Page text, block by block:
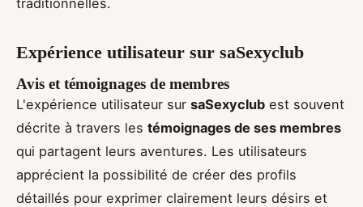
traditionnelles.
Expérience utilisateur sur saSexyclub
Avis et témoignages de membres
L'expérience utilisateur sur saSexyclub est souvent
décrite à travers les témoignages de ses membres
qui partagent leurs aventures. Les utilisateurs
apprécient la possibilité de créer des profils
détaillés pour exprimer clairement leurs désirs et